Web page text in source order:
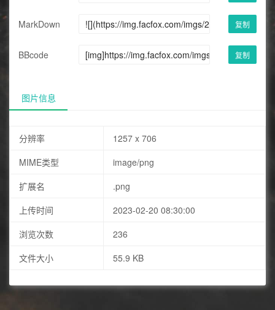
MarkDown 复制
BBcode 复制
图片信息
分辨率
1257 x 706
MIME类型
image/png
扩展名
.png
上传时间
2023-02-20 08:30:00
浏览次数
236
文件大小
55.9 KB